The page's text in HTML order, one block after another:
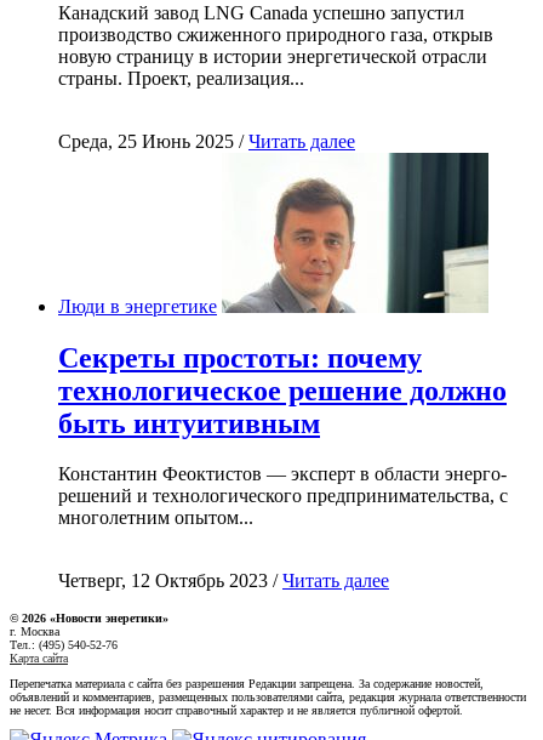
Канадский завод LNG Canada успешно запустил
производство сжиженного природного газа, открыв
новую страницу в истории энергетической отрасли
страны. Проект, реализация...
Среда, 25 Июнь 2025 /Читать далее
Люди в энергетике
Секреты простоты: почему
технологическое решение должно
быть интуитивным
Константин Феоктистов — эксперт в области энерго-
решений и технологического предпринимательства, с
многолетним опытом...
Четверг, 12 Октябрь 2023 /Читать далее
© 2026 «Новости энеретики»
г. Москва
Тел.: (495) 540-52-76
Карта сайта
Перепечатка материала с сайта без разрешения Редакции запрещена. За содержание новостей,
объявлений и комментариев, размещенных пользователями сайта, редакция журнала ответственности
не несет. Вся информация носит справочный характер и не является публичной офертой.